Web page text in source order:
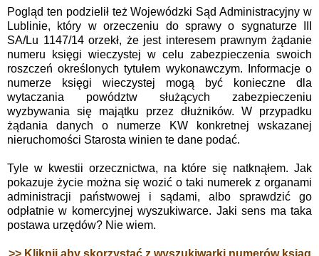
Pogląd ten podzielił też Wojewódzki Sąd Administracyjny w
Lublinie, który w orzeczeniu do sprawy o sygnaturze III
SA/Lu 1147/14 orzekł, że jest interesem prawnym żądanie
numeru księgi wieczystej w celu zabezpieczenia swoich
roszczeń określonych tytułem wykonawczym.
Informacje o
numerze księgi wieczystej mogą być konieczne dla
wytaczania powództw służących zabezpieczeniu
wyzbywania się majątku przez dłużników. W przypadku
żądania danych o numerze KW konkretnej wskazanej
nieruchomości Starosta winien te dane podać.
Tyle w kwestii orzecznictwa, na które się natknąłem. Jak
pokazuje życie można się wozić o taki numerek z organami
administracji państwowej i sądami, albo sprawdzić go
odpłatnie w komercyjnej wyszukiwarce. Jaki sens ma taka
postawa urzędów? Nie wiem.
>> Kliknij aby skorzystać z wyszukiwarki numerów ksiąg